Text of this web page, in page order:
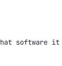
software